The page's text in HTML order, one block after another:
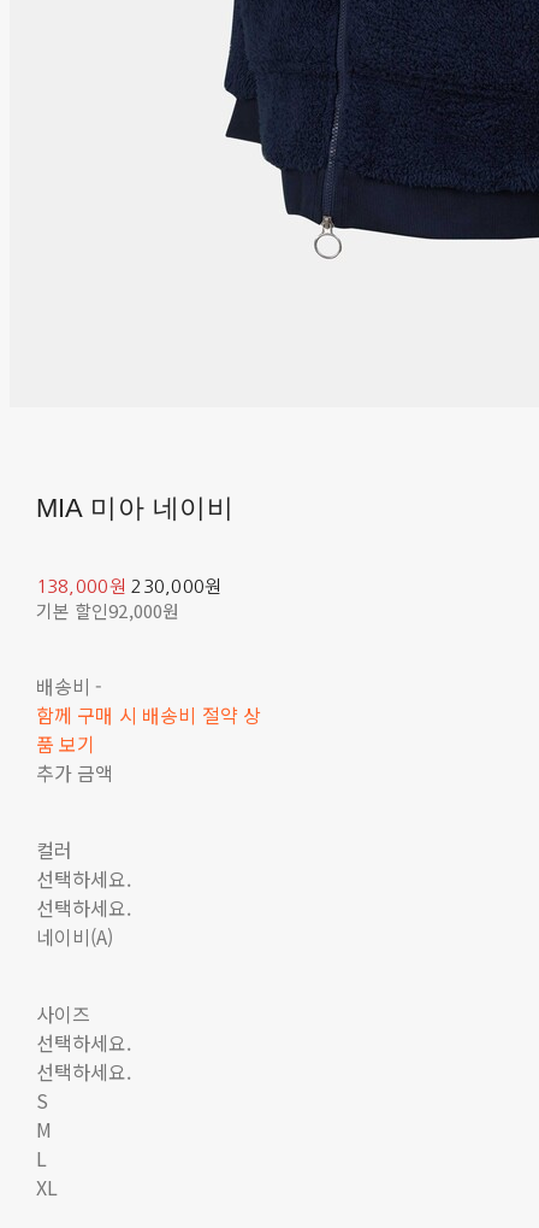
MIA 미아 네이비
138,000원 230,000원
기본 할인92,000원
배송비 -
함께 구매 시 배송비 절약 상
품 보기
추가 금액
컬러
선택하세요.
선택하세요.
네이비(A)
사이즈
선택하세요.
선택하세요.
S
M
L
XL